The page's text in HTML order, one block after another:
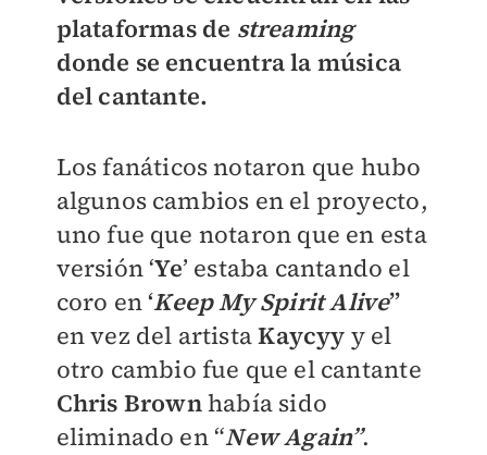
plataformas de streaming
donde se encuentra la música
del cantante.
Los fanáticos notaron que hubo
algunos cambios en el proyecto,
uno fue que notaron que en esta
versión ‘Ye’ estaba cantando el
coro en‘Keep My Spirit Alive”
en vez del artistaKaycyy y el
otro cambio fue que el cantante
Chris Brownhabía sido
eliminado en “New Again”.